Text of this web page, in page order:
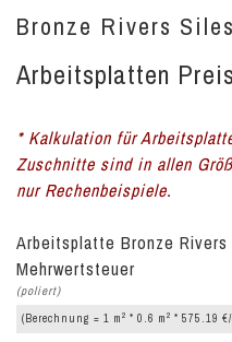
Bronze Rivers
Arbeitsplatten
* Kalkulation für
Zuschnitte sind in allen
nur Rechenbeispiele.
Arbeitsplatte Bronze Rivers
Mehrwertsteuer
(poliert)
(Berechnung = 1 m 2 * 0.6 m 2 * 575.19